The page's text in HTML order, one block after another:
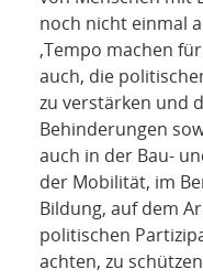
noch nicht einmal
‚Tempo machen
auch, die
zu verstärken und
Behinderungen
auch in der Bau-
der Mobilität, im
Bildung, auf dem
politischen
achten, zu